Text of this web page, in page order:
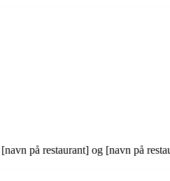
på restaurant] og [navn på